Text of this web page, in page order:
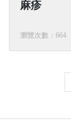
麻疹
瀏覽次數：664